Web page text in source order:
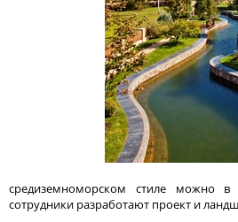
средиземноморском стиле можно
сотрудники разработают проект и